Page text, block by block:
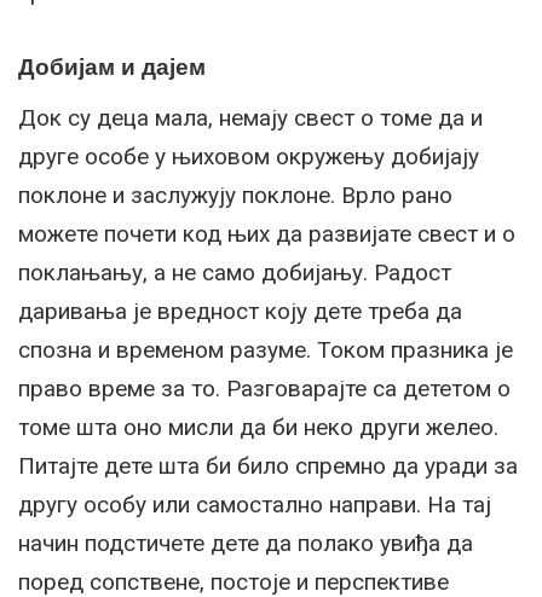
Добијам и дајем
Док су деца мала, немају свест о томе да и
друге особе у њиховом окружењу добијају
поклоне и заслужују поклоне. Врло рано
можете почети код њих да развијате свест и о
поклањању, а не само добијању. Радост
даривања је вредност коју дете треба да
спозна и временом разуме. Током празника је
право време за то. Разговарајте са дететом о
томе шта оно мисли да би неко други желео.
Питајте дете шта би било спремно да уради за
другу особу или самостално направи. На тај
начин подстичете дете да полако увиђа да
поред сопствене, постоје и перспективе